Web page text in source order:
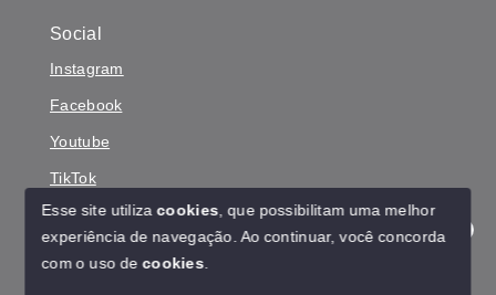
Olá! Estamos disponíveis para te ajudar.
Social
Instagram
Facebook
Youtube
TikTok
© Copyright 2026 - Reinaldo Yasunaka - Todos os direitos
Esse site utilizacookies , que possibilitam uma melhor
experiência de navegação. Ao continuar, você concorda
com o uso decookies